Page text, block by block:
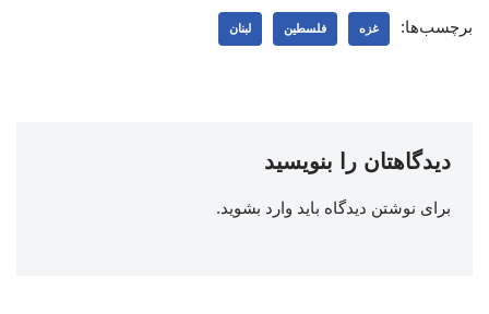
برچسب‌ها: غزه فلسطین لبنان
دیدگاهتان را بنویسید
برای نوشتن دیدگاه باید وارد بشوید.